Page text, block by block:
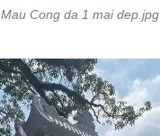
Mau Cong da 1 mai dep.jpg